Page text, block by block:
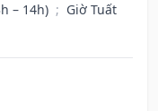
– 14h) ; Giờ Tuất